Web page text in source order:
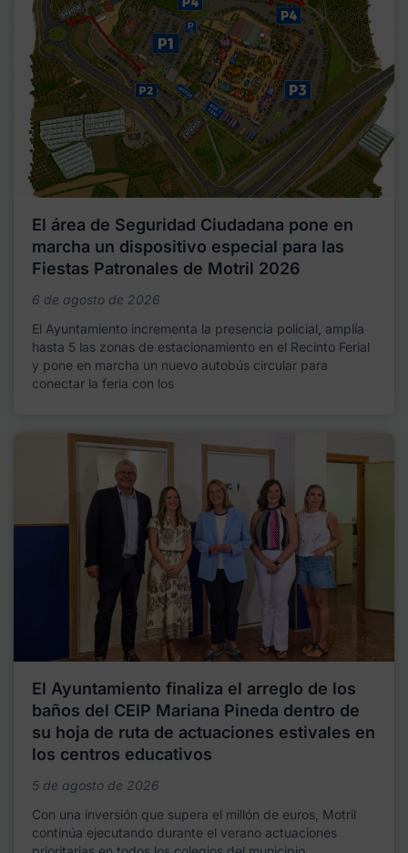
El área de Seguridad Ciudadana pone en
marcha un dispositivo especial para las
Fiestas Patronales de Motril 2026
6 de agosto de 2026
El Ayuntamiento incrementa la presencia policial, amplía
hasta 5 las zonas de estacionamiento en el Recinto Ferial
y pone en marcha un nuevo autobús circular para
conectar la feria con los
El Ayuntamiento finaliza el arreglo de los
baños del CEIP Mariana Pineda dentro de
su hoja de ruta de actuaciones estivales en
los centros educativos
5 de agosto de 2026
Con una inversión que supera el millón de euros, Motril
continúa ejecutando durante el verano actuaciones